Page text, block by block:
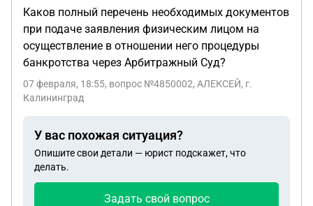
Каков полный перечень необходимых документов
при подаче заявления физическим лицом на
осуществление в отношении него процедуры
банкротства через Арбитражный Суд?
07 февраля, 18:55, вопрос №4850002, АЛЕКСЕЙ, г.
Калининград
У вас похожая ситуация?
Опишите свои детали — юрист подскажет, что
делать.
Задать свой вопрос